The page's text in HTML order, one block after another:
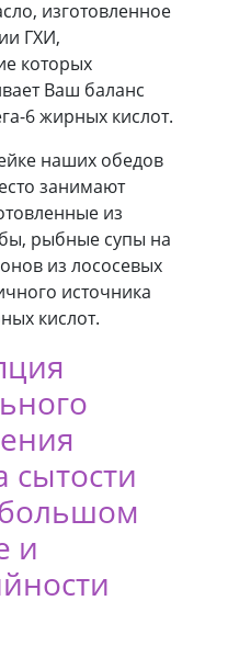
изготовленное
ГХИ,
которых
Ваш баланс
6 жирных кислот.
наших обедов
занимают
из
рыбные супы на
из лососевых
источника
кислот.
сытости
и